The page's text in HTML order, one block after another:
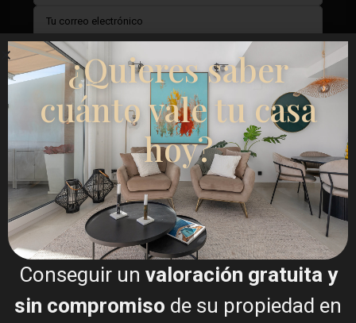
Doy mi consentimiento para elTérminos del RGPD
Llamar
WhatsApp
¿Quieres saber
cuánto vale tu casa
hoy?
Conseguir un valoración gratuita y
sin compromiso de su propiedad en